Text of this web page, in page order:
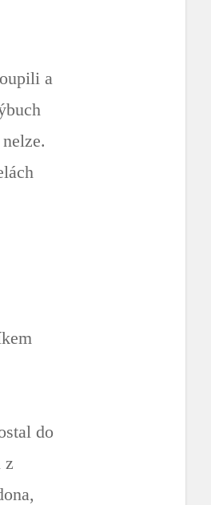
a
do
z